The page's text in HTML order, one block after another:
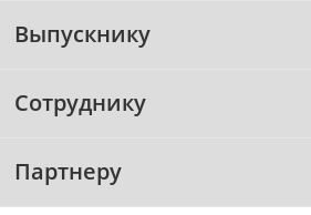
Выпускнику
Сотруднику
Партнеру